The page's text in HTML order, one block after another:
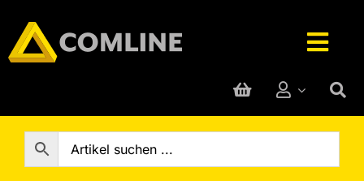
content
Technik-Service
Rufanlage